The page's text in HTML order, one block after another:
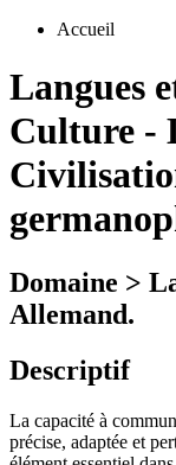
Accueil
Langues
Culture -
Domaine >
Allemand.
Descriptif
La capacité à
précise, adaptée et